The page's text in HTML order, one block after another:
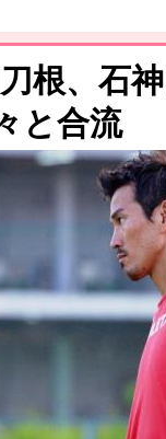
SELECTION
ラストワン
SELECTION
へ 大逆転か連破か
根、石
と合流